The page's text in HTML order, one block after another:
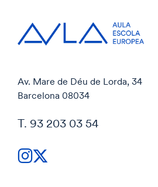
Av. Mare de Déu de Lorda, 34
Barcelona 08034
T. 93 203 03 54